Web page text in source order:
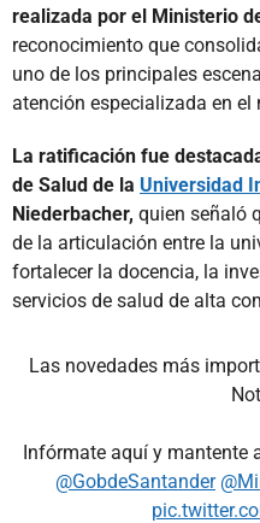
realizada por el Ministerio
reconocimiento que
uno de los principales
atención especializada en el
La ratificación fue
de Salud de la Universidad
Niederbacher, quien señaló
de la articulación entre la
fortalecer la docencia, la
servicios de salud de alta
Las novedades más
Infórmate aquí y mantente
@GobdeSantander